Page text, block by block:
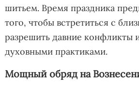
шитьем. Время праздника
того, чтобы встретиться с
разрешить давние конфликты
духовными практиками.
Мощный обряд на